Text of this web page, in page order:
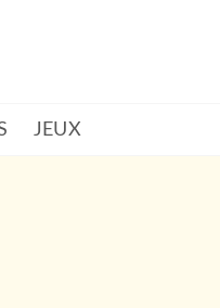
JEUX